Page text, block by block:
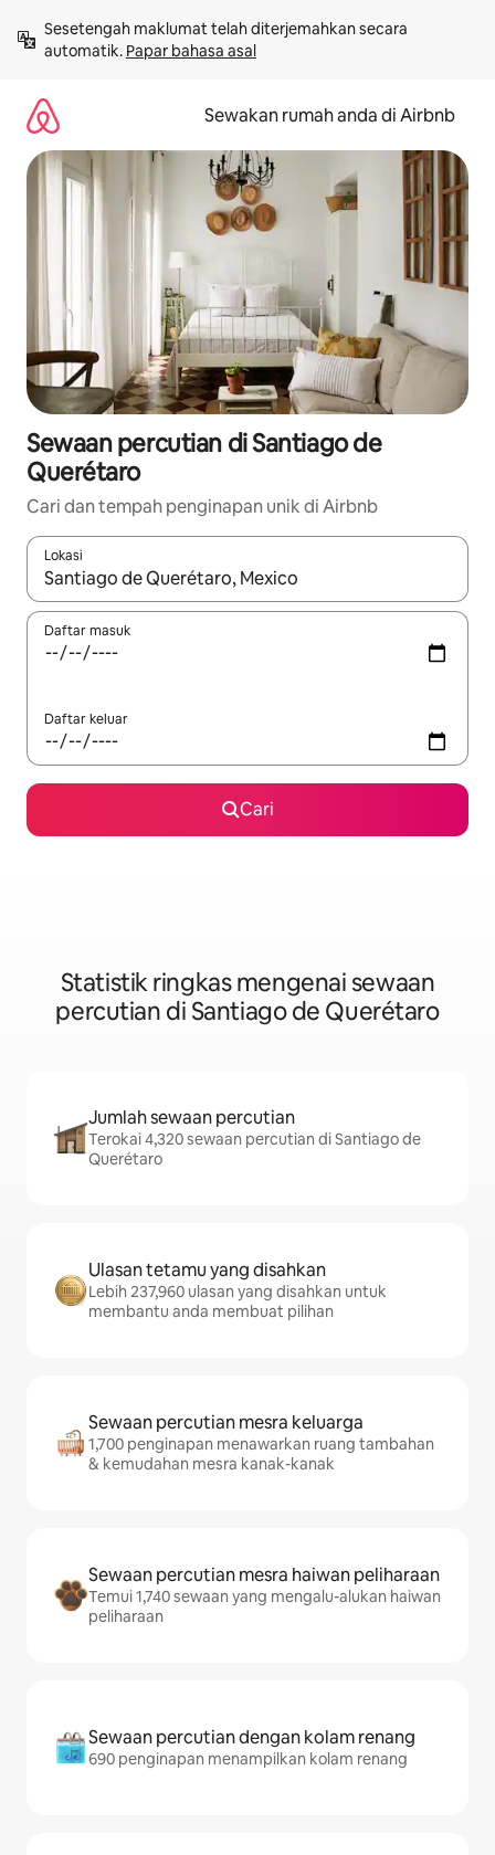
kandungan
Sesetengah maklumat telah diterjemahkan secara
automatik. Papar bahasa asal
Sewakan rumah anda di Airbnb
Sewaan percutian di Santiago de
Querétaro
Cari dan tempah penginapan unik di Airbnb
Lokasi
Apabila hasil tersedia, navigasi dengan kekunci anak panah
Daftar masuk
Daftar keluar
Cari
Statistik ringkas mengenai sewaan
percutian di Santiago de Querétaro
Jumlah sewaan percutian
Terokai 4,320 sewaan percutian di Santiago de
Querétaro
Ulasan tetamu yang disahkan
Lebih 237,960 ulasan yang disahkan untuk
membantu anda membuat pilihan
Sewaan percutian mesra keluarga
1,700 penginapan menawarkan ruang tambahan
& kemudahan mesra kanak-kanak
Sewaan percutian mesra haiwan peliharaan
Temui 1,740 sewaan yang mengalu-alukan haiwan
peliharaan
Sewaan percutian dengan kolam renang
690 penginapan menampilkan kolam renang